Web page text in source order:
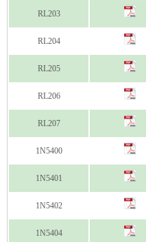
RL203
RL204
RL205
RL206
RL207
1N5400
1N5401
1N5402
1N5404